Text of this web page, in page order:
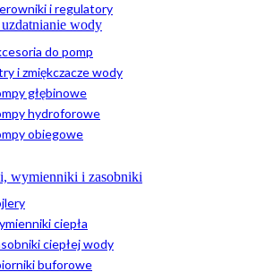
i regulatory
wody
do pomp
i zmiękczacze wody
głębinowe
hydroforowe
obiegowe
wymienniki i zasobniki
ciepła
ciepłej wody
buforowe